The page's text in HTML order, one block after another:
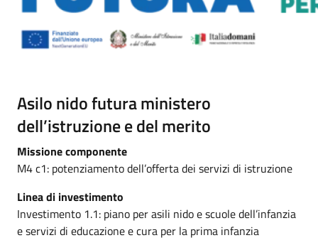
Asilo nido futura ministero
dell’istruzione e del merito
Missione componente
M4 c1: potenziamento dell’offerta dei servizi di istruzione
Linea di investimento
Investimento 1.1: piano per asili nido e scuole dell’infanzia
e servizi di educazione e cura per la prima infanzia